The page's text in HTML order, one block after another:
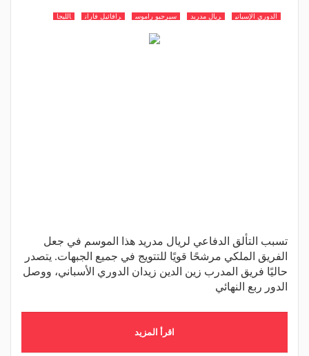
الدوري الإسباني ريال مدريد سيرجيو راموس رافائيل فاران الليجا
تسبب التألق الدفاعي لريال مدريد هذا الموسم في جعل
الفريق الملكي مرشحًا قويًا للتتويج في جميع الجبهات. يتصدر
حاليًا فريق المدرب زين الدين زيدان الدوري الأسباني، ووصل
الدور ربع النهائي
اقرأ المزيد